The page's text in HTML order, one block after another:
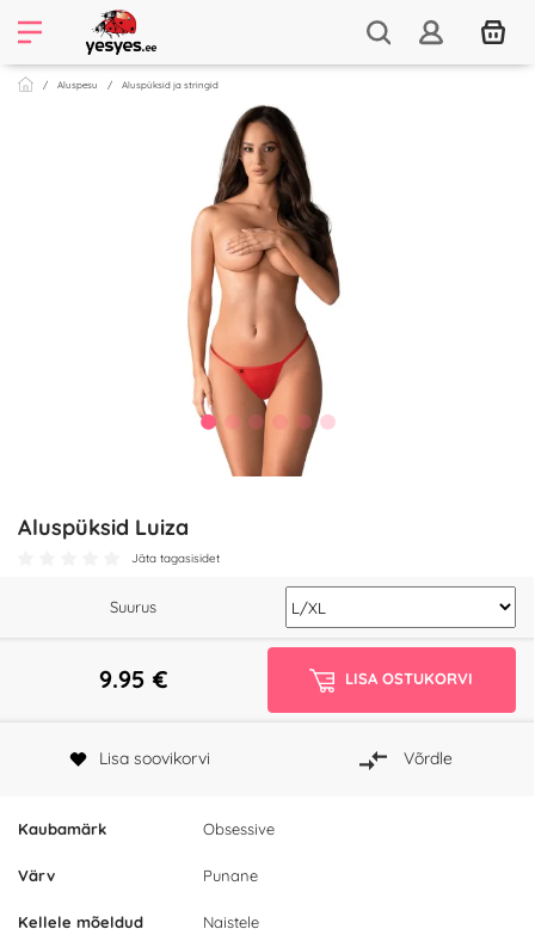
Aluspesu Aluspüksid ja stringid
Aluspüksid Luiza
Jäta tagasisidet
Kaubamärk Obsessive
Värv Punane
Kellele mõeldud Naistele
Suurus
9.95 € LISA OSTUKORVI
Lisa soovikorvi Võrdle